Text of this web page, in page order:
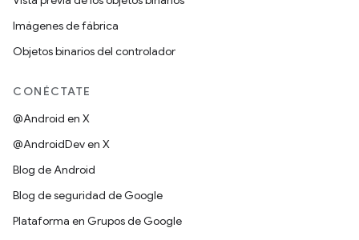
Imágenes de fábrica
Objetos binarios del controlador
CONÉCTATE
@Android en X
@AndroidDev en X
Blog de Android
Blog de seguridad de Google
Plataforma en Grupos de Google